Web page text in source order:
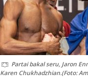
Partai bakal seru, Jaron
Karen Chukhadzhian.(Foto: